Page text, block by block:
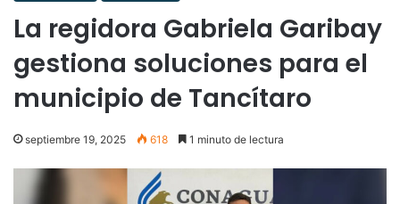
La regidora Gabriela Garibay
gestiona soluciones para el
municipio de Tancítaro
septiembre 19, 2025 618 1 minuto de lectura